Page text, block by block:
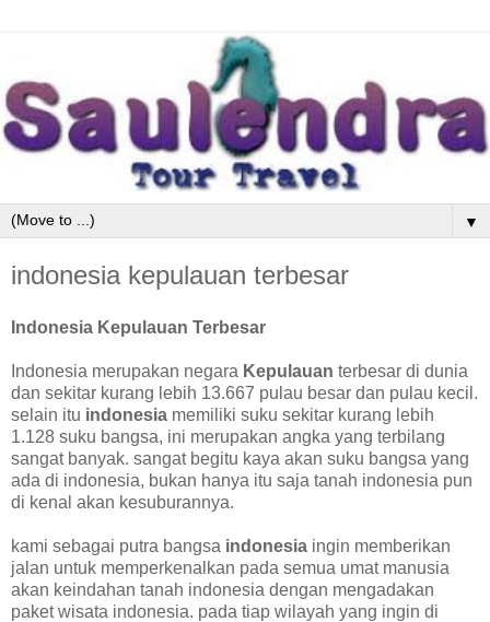
▼
indonesia kepulauan terbesar
Indonesia Kepulauan Terbesar
Indonesia merupakan negara Kepulauan terbesar di dunia
dan sekitar kurang lebih 13.667 pulau besar dan pulau kecil.
selain itu indonesia memiliki suku sekitar kurang lebih
1.128 suku bangsa, ini merupakan angka yang terbilang
sangat banyak. sangat begitu kaya akan suku bangsa yang
ada di indonesia, bukan hanya itu saja tanah indonesia pun
di kenal akan kesuburannya.
kami sebagai putra bangsa indonesia ingin memberikan
jalan untuk memperkenalkan pada semua umat manusia
akan keindahan tanah indonesia dengan mengadakan
paket wisata indonesia. pada tiap wilayah yang ingin di